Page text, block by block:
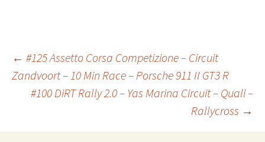
投
稿
← #125 Assetto Corsa Competizione – Circuit
Zandvoort – 10 Min Race – Porsche 911 II GT3 R
#100 DiRT Rally 2.0 – Yas Marina Circuit – Quali –
Rallycross →